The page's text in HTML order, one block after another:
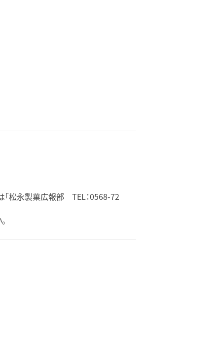
「松永製菓広報部 TEL：0568-72